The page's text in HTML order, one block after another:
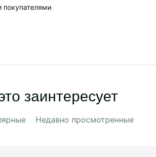
покупателями
заинтересует
Недавно просмотренные